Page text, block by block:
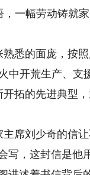
一幅劳动铸就
的面庞，按照
中开荒生产、支
拓的先进典型
刘少奇的信让
写，这封信是他